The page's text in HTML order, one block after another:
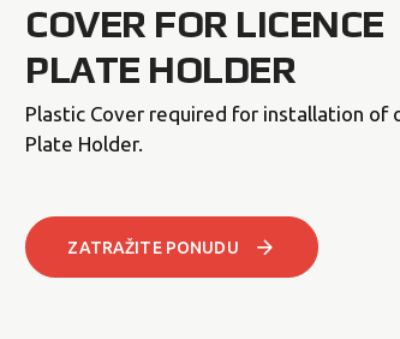
COVER FOR LICENCE
PLATE HOLDER
Plastic Cover required for installation of
Plate Holder.
ZATRAŽITE PONUDU